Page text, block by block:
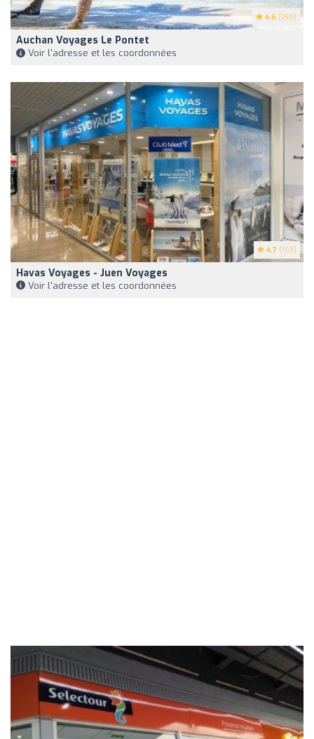
4.6 (159)
Auchan Voyages Le Pontet
Voir l'adresse et les coordonnées
4.7 (153)
Havas Voyages - Juen Voyages
Voir l'adresse et les coordonnées